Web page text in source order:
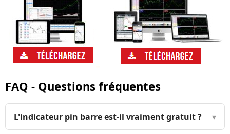
FAQ - Questions fréquentes
L'indicateur pin barre est-il vraiment gratuit ? ▾